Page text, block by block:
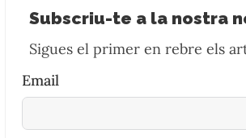
Subscriu-te a la nostra
Sigues el primer en rebre els
Email